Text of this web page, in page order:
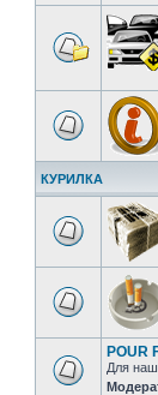
КУРИЛКА
POUR
Для